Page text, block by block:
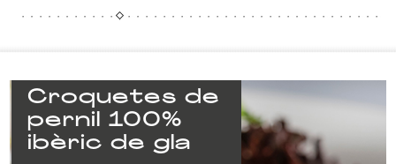
Croquetes de
pernil 100%
ibèric de gla